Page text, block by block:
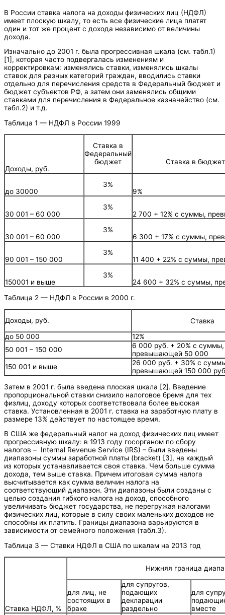
В России ставка налога на доходы физических лиц (НДФЛ)
имеет плоскую шкалу, то есть все физические лица платят
один и тот же процент с дохода независимо от величины
дохода.
Изначально до 2001 г. была прогрессивная шкала (см. табл.1)
[1], которая часто подвергалась изменениям и
корректировкам: изменялись ставки, изменялись шкалы
ставок для разных категорий граждан, вводились ставки
отдельно для перечисления средств в Федеральный бюджет и
бюджет субъектов РФ, а затем они заменялись общими
ставками для перечисления в Федеральное казначейство (см.
табл.2) и т.д.
Таблица 1 — НДФЛ в России 1999
Доходы, руб.
Ставка в
Федеральный
бюджет
Ставка в
до 30000
3%
9%
30 001 – 60 000
3%
2 700 + 12% с суммы,
30 001 – 60 000
3%
6 300 + 17% с суммы,
90 001 – 150 000
3%
11 400 + 22% с суммы,
150001 и выше
3%
24 600 + 32% с суммы,
Таблица 2 — НДФЛ в России в 2000 г.
Доходы, руб.
Ставка
до 50 000
12%
50 001 – 150 000
6 000 руб. + 20% с суммы,
превышающей 50 000
150 001 и выше
26 000 руб. + 30% с
превышающей 150 000
Затем в 2001 г. была введена плоская шкала [2]. Введение
пропорциональной ставки снизило налоговое бремя для тех
физлиц, доходу которых соответствовала более высокая
ставка. Установленная в 2001 г. ставка на заработную плату в
размере 13% действует по настоящее время.
В США же федеральный налог на доход физических лиц имеет
прогрессивную шкалу: в 1913 году госорганом по сбору
налогов – Internal Revenue Service (IRS) – были введены
диапазоны суммы заработной платы (bracket) [3], на каждый
из которых устанавливается своя ставка. Чем больше сумма
дохода, тем выше ставка. Причем итоговая сумма налога
высчитывается как сумма величин налога на
соответствующий диапазон. Эти диапазоны были созданы с
целью создания гибкого налога на доход, способного
увеличивать бюджет государства, не перегружая налогами
физических лиц, которые в силу своих маленьких доходов не
способны их платить. Границы диапазона варьируются в
зависимости от семейного положения (табл.3).
Таблица 3 — Ставки НДФЛ в США по шкалам на 2013 год
Ставка НДФЛ, %
Нижняя граница
для лиц, не
состоящих в
браке
для супругов,
подающих
декларации
раздельно
для
вместе